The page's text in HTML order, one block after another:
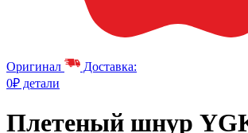
Оригинал
Доставка:
0₽ детали
Плетеный шнур